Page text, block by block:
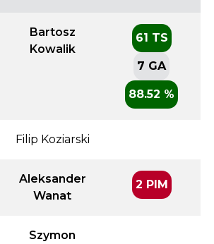
Bartosz
Kowalik
61 TS
7 GA
88.52 %
Filip Koziarski
Aleksander
Wanat
2 PIM
Szymon